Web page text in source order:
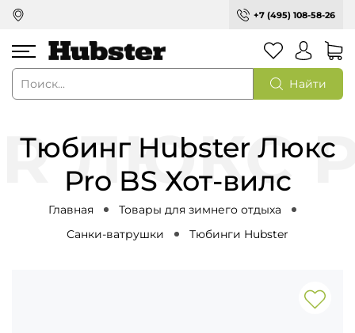
+7 (495) 108-58-26
Найти
Тюбинг Hubster Люкс
Pro BS Хот-вилс
Главная
Товары для зимнего отдыха
Санки-ватрушки
Тюбинги Hubster